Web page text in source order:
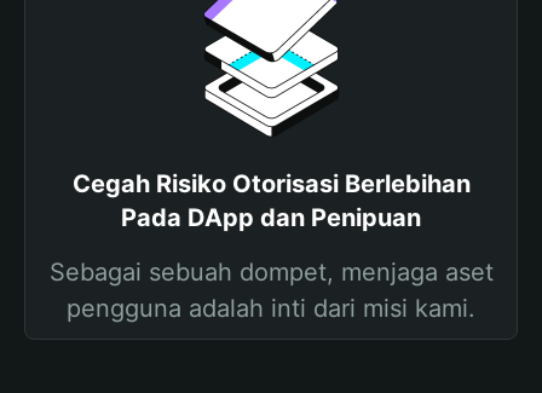
Cegah Risiko Otorisasi Berlebihan
Pada DApp dan Penipuan
Sebagai sebuah dompet, menjaga aset
pengguna adalah inti dari misi kami.